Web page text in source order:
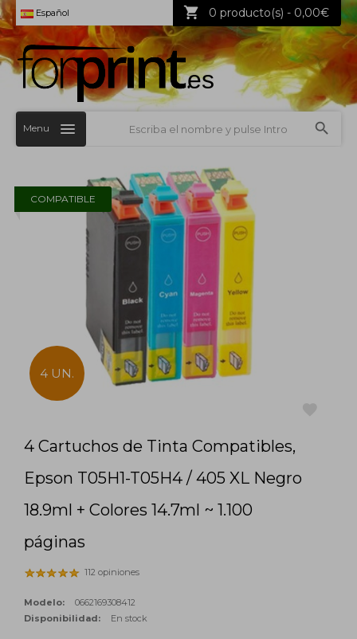
Español 0 producto(s) - 0,00€
Menu
COMPATIBLE
4 UN.
4 Cartuchos de Tinta Compatibles,
Epson T05H1-T05H4 / 405 XL Negro
18.9ml + Colores 14.7ml ~ 1.100
páginas
112 opiniones
Modelo:
0662169308412
Disponibilidad:
En stock